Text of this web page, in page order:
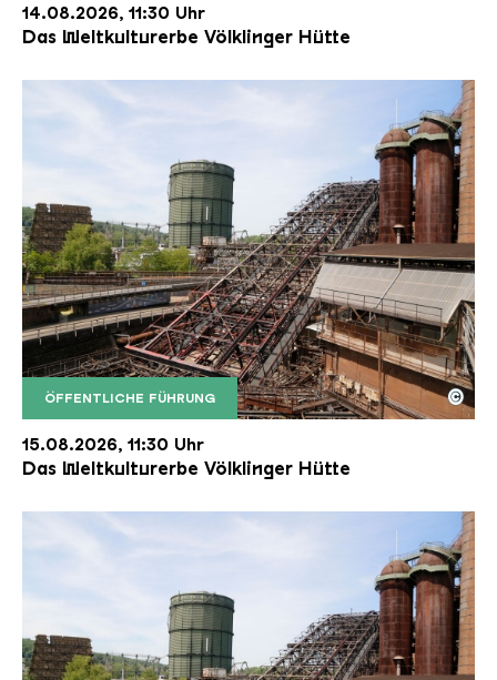
14.08.2026, 11:30 Uhr
Das Weltkulturerbe Völklinger Hütte
ÖFFENTLICHE FÜHRUNG
Der Erzschrägaufzug der Völklinger Hütte mit
Copyright: Weltkulturerbe Völklinger Hütte | Karl
©
15.08.2026, 11:30 Uhr
Das Weltkulturerbe Völklinger Hütte